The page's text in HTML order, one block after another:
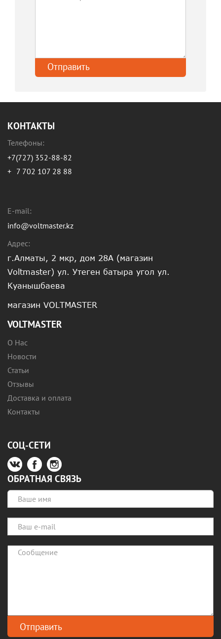
КОНТАКТЫ
Телефоны:
+7(727) 352-88-82
+ 7 702 107 28 88
E-mail:
info@voltmaster.kz
Адрес:
г.Алматы, 2 мкр, дом 28А (магазин
Voltmaster) ул. Утеген батыра угол ул.
Куанышбаева
магазин VOLTMASTER
VOLTMASTER
О Нас
Новости
Статьи
Отзывы
Доставка и оплата
Контакты
СОЦ-СЕТИ
ОБРАТНАЯ СВЯЗЬ